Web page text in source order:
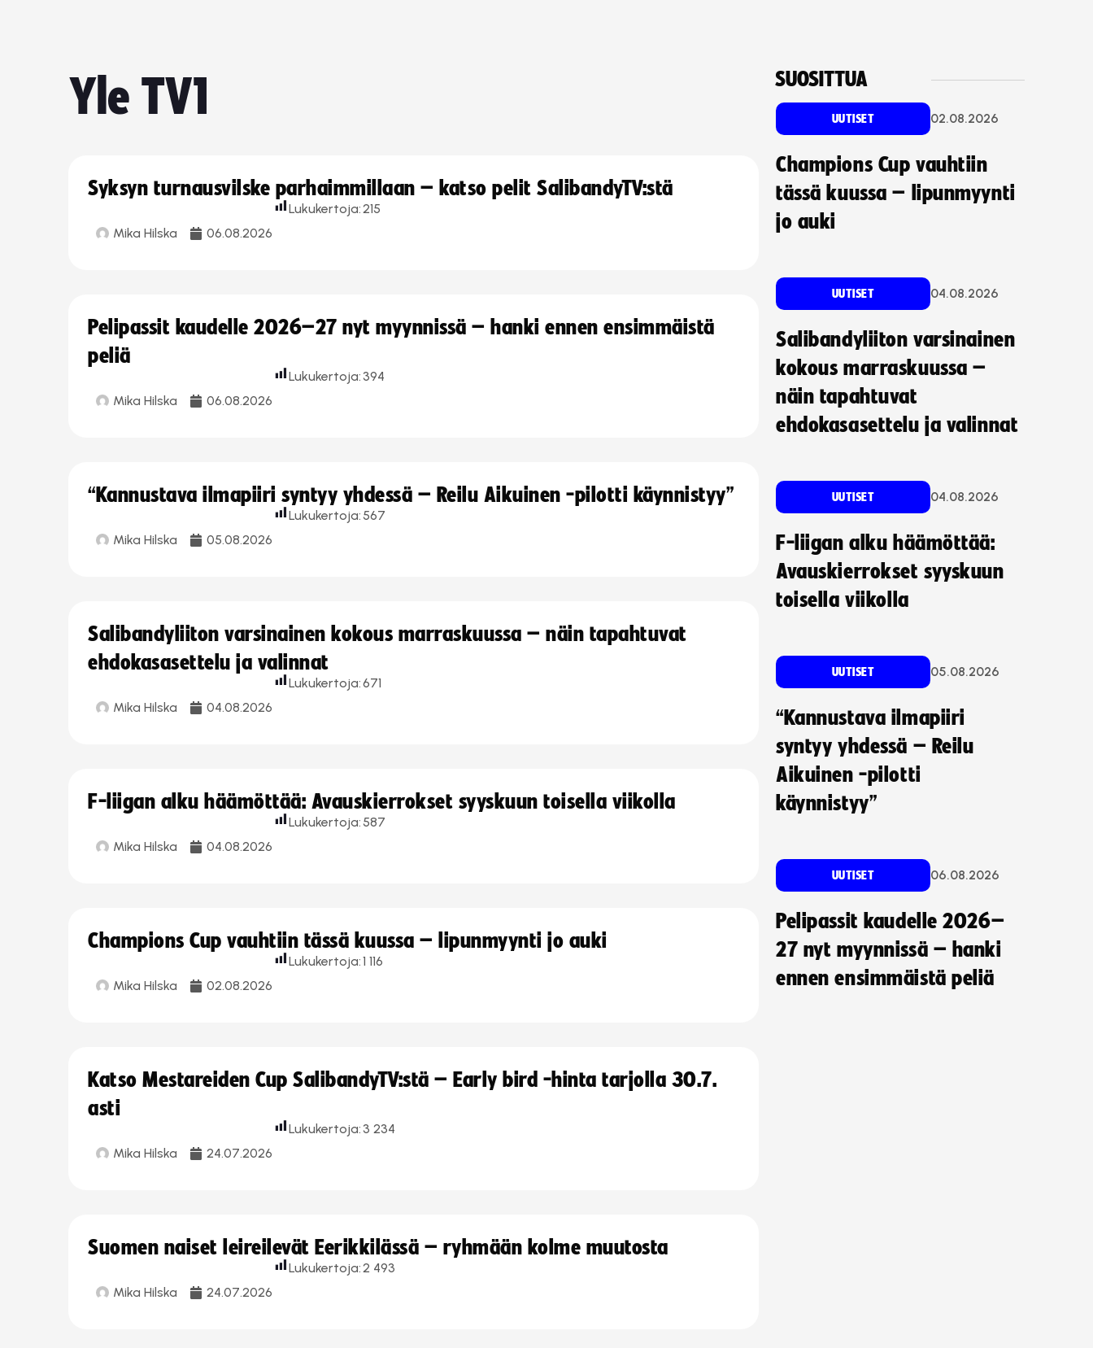
Yle TV1
Syksyn turnausvilske parhaimmillaan – katso pelit SalibandyTV:stä
Mika Hilska 06.08.2026
Lukukertoja:215
Pelipassit kaudelle 2026–27 nyt myynnissä – hanki ennen ensimmäistä
peliä
Mika Hilska 06.08.2026
Lukukertoja: 394
“Kannustava ilmapiiri syntyy yhdessä – Reilu Aikuinen -pilotti käynnistyy”
Mika Hilska 05.08.2026
Lukukertoja: 567
Salibandyliiton varsinainen kokous marraskuussa – näin tapahtuvat
ehdokasasettelu ja valinnat
Mika Hilska 04.08.2026
Lukukertoja:671
F-liigan alku häämöttää: Avauskierrokset syyskuun toisella viikolla
Mika Hilska 04.08.2026
Lukukertoja: 587
Champions Cup vauhtiin tässä kuussa – lipunmyynti jo auki
Mika Hilska 02.08.2026
Lukukertoja:1 116
Katso Mestareiden Cup SalibandyTV:stä – Early bird -hinta tarjolla 30.7.
asti
Mika Hilska 24.07.2026
Lukukertoja: 3 234
Suomen naiset leireilevät Eerikkilässä – ryhmään kolme muutosta
Mika Hilska 24.07.2026
Lukukertoja:2 493
SUOSITTUA
UUTISET 02.08.2026
Champions Cup vauhtiin
tässä kuussa – lipunmyynti
jo auki
UUTISET 04.08.2026
Salibandyliiton varsinainen
kokous marraskuussa –
näin tapahtuvat
ehdokasasettelu ja valinnat
UUTISET 04.08.2026
F-liigan alku häämöttää:
Avauskierrokset syyskuun
toisella viikolla
UUTISET 05.08.2026
“Kannustava ilmapiiri
syntyy yhdessä – Reilu
Aikuinen -pilotti
käynnistyy”
UUTISET 06.08.2026
Pelipassit kaudelle 2026–
27 nyt myynnissä – hanki
ennen ensimmäistä peliä